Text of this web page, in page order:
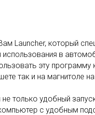
Launcher, который
использования в
эту программу
так и на магнитоле
только удобный
с удобным